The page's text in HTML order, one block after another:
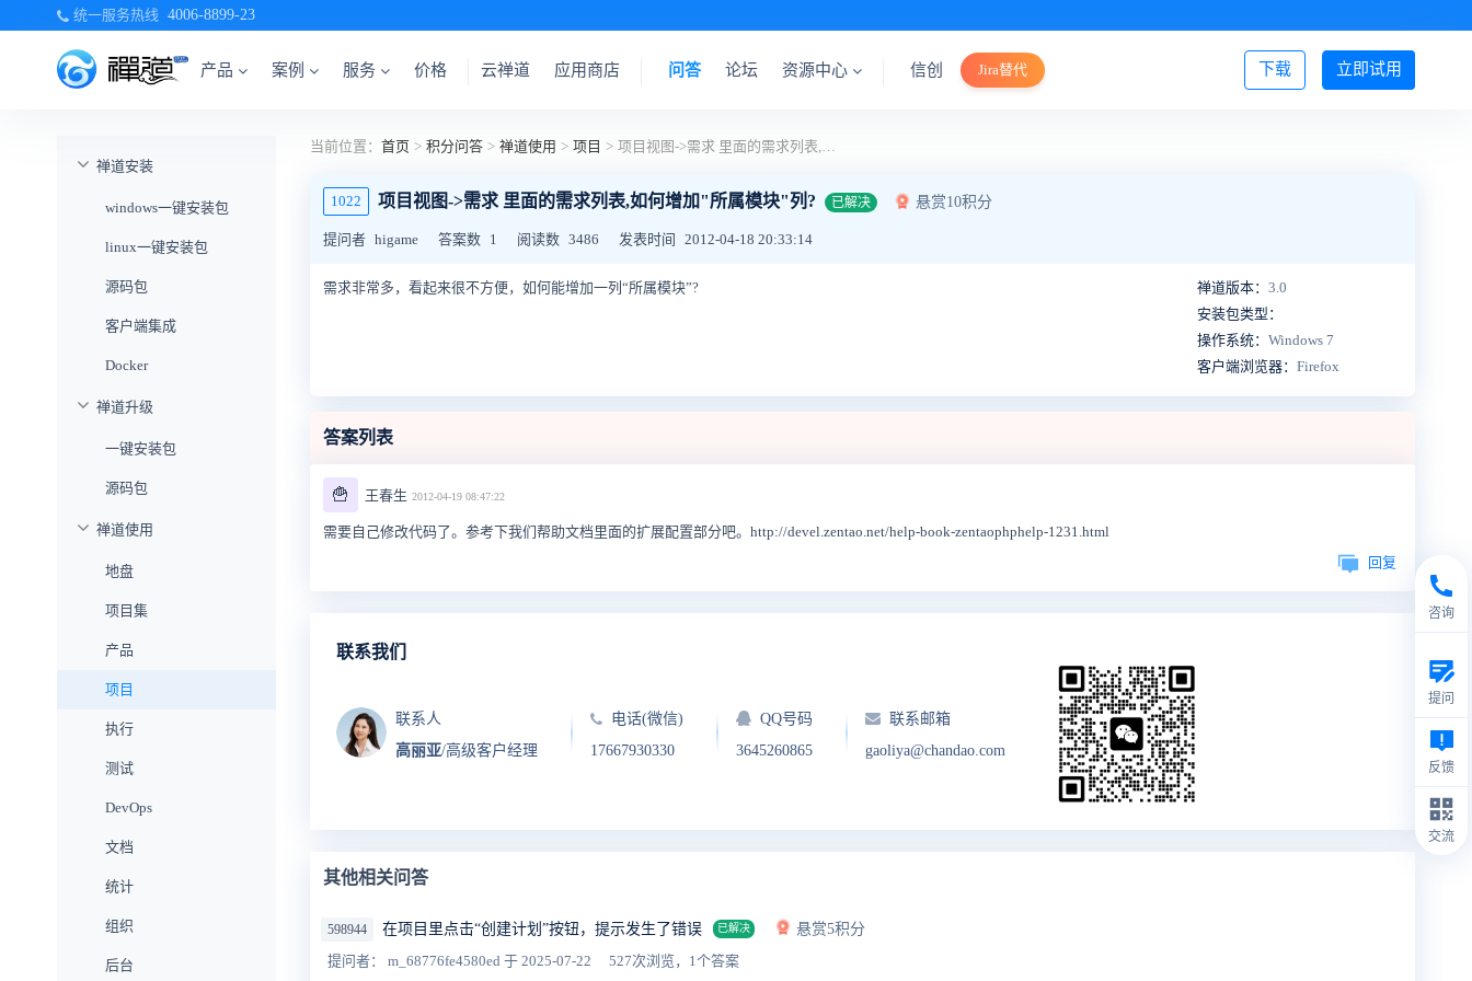
统一服务热线 4006-8899-23
产品 案例 服务 价格 立即试用
下载
云禅道 应用商店 问答 论坛 资源中心 信创 Jira替代 登录/注册
禅道安装
windows一键安装包
linux一键安装包
源码包
客户端集成
Docker
禅道升级
一键安装包
源码包
禅道使用
地盘
项目集
产品
项目
执行
测试
DevOps
文档
统计
组织
后台
当前位置： 首页 > 积分问答 > 禅道使用 > 项目 > 项目视图->需求 里面的需求列表,如何增加"所属模块"列?
1022 项目视图->需求 里面的需求列表,如何增加"所属模块"列? 已解决 悬赏10积分
提问者 higame 答案数 1 阅读数 3486 发表时间 2012-04-18 20:33:14
需求非常多，看起来很不方便，如何能增加一列“所属模块”? 禅道版本： 3.0
安装包类型：
操作系统： Windows 7
客户端浏览器： Firefox
答案列表
🍟 王春生 2012-04-19 08:47:22
需要自己修改代码了。参考下我们帮助文档里面的扩展配置部分吧。http://devel.zentao.net/help-book-zentaophphelp-1231.html
回复
联系我们
联系人
高丽亚/高级客户经理
电话(微信)
17667930330
QQ号码
3645260865
联系邮箱
gaoliya@chandao.com
其他相关问答
598944 在项目里点击“创建计划”按钮，提示发生了错误 已解决
悬赏5积分
提问者： m_68776fe4580ed 于 2025-07-22 527次浏览，1个答案
咨询
提问
反馈
交流